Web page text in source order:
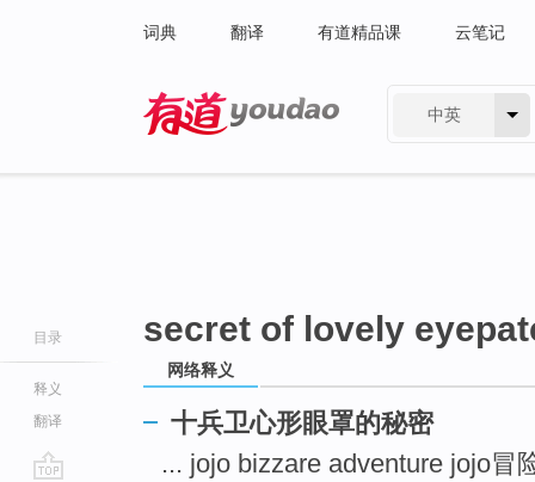
词典 翻译 有道精品课 云笔记
中英
目录
释义
翻译
secret of lovely
网络释义
十兵卫心形眼罩的秘密
... jojo bizzare adventure jojo冒